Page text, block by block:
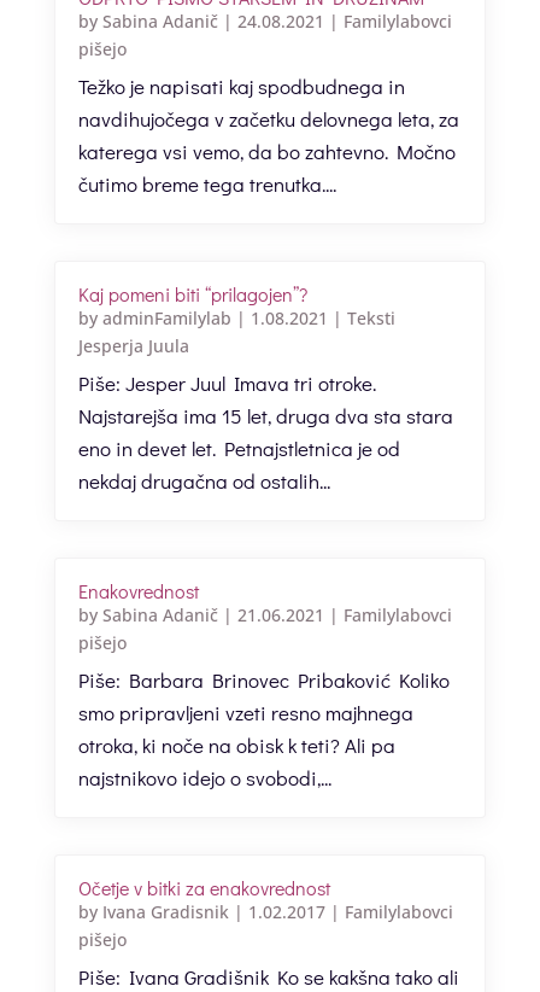
by Sabina Adanič| 24.08.2021 | Familylabovci
pišejo
Težko je napisati kaj spodbudnega in
navdihujočega v začetku delovnega leta, za
katerega vsi vemo, da bo zahtevno. Močno
čutimo breme tega trenutka....
Kaj pomeni biti “prilagojen”?
by adminFamilylab | 1.08.2021 | Teksti
Jesperja Juula
Piše: Jesper Juul Imava tri otroke.
Najstarejša ima 15 let, druga dva sta stara
eno in devet let. Petnajstletnica je od
nekdaj drugačna od ostalih...
Enakovrednost
by Sabina Adanič| 21.06.2021 | Familylabovci
pišejo
Piše: Barbara Brinovec Pribaković Koliko
smo pripravljeni vzeti resno majhnega
otroka, ki noče na obisk k teti? Ali pa
najstnikovo idejo o svobodi,...
Očetje v bitki za enakovrednost
by Ivana Gradisnik| 1.02.2017| Familylabovci
pišejo
Piše: Ivana Gradišnik Ko se kakšna tako ali